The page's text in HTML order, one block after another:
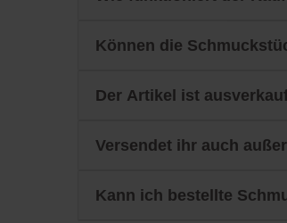
Können die
Der Artikel ist
Versendet ihr auch
Kann ich bestellte